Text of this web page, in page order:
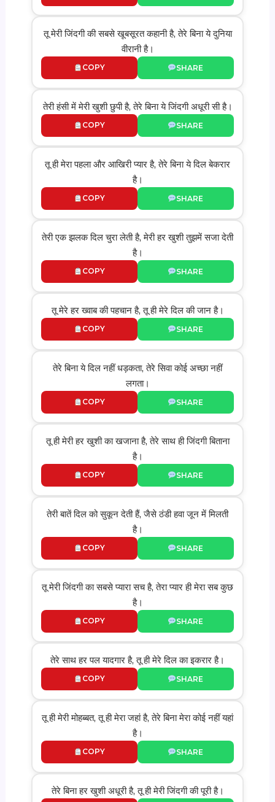
तू मेरी जिंदगी की सबसे खूबसूरत कहानी है, तेरे बिना ये दुनिया
वीरानी है।
COPY SHARE
तेरी हंसी में मेरी खुशी छुपी है, तेरे बिना ये जिंदगी अधूरी सी है।
COPY SHARE
तू ही मेरा पहला और आखिरी प्यार है, तेरे बिना ये दिल बेकरार
है।
COPY SHARE
तेरी एक झलक दिल चुरा लेती है, मेरी हर खुशी तुझमें सजा देती
है।
COPY SHARE
तू मेरे हर ख्वाब की पहचान है, तू ही मेरे दिल की जान है।
COPY SHARE
तेरे बिना ये दिल नहीं धड़कता, तेरे सिवा कोई अच्छा नहीं
लगता।
COPY SHARE
तू ही मेरी हर खुशी का खजाना है, तेरे साथ ही जिंदगी बिताना
है।
COPY SHARE
तेरी बातें दिल को सुकून देती हैं, जैसे ठंडी हवा जून में मिलती
है।
COPY SHARE
तू मेरी जिंदगी का सबसे प्यारा सच है, तेरा प्यार ही मेरा सब कुछ
है।
COPY SHARE
तेरे साथ हर पल यादगार है, तू ही मेरे दिल का इकरार है।
COPY SHARE
तू ही मेरी मोहब्बत, तू ही मेरा जहां है, तेरे बिना मेरा कोई नहीं यहां
है।
COPY SHARE
तेरे बिना हर खुशी अधूरी है, तू ही मेरी जिंदगी की पूरी है।